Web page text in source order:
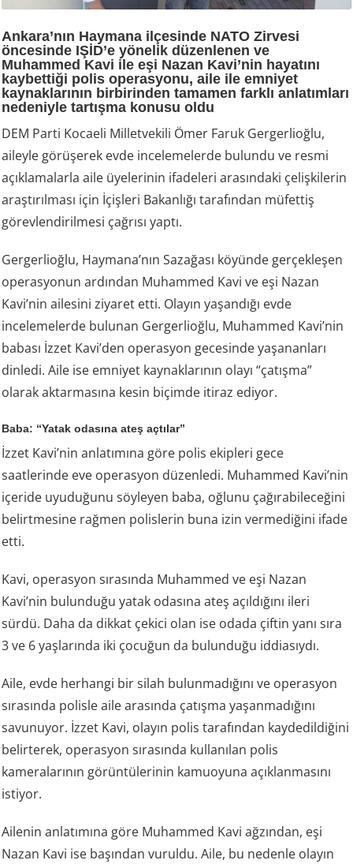
Ankara’nın Haymana ilçesinde NATO Zirvesi
öncesinde IŞİD’e yönelik düzenlenen ve
Muhammed Kavi ile eşi Nazan Kavi’nin hayatını
kaybettiği polis operasyonu, aile ile emniyet
kaynaklarının birbirinden tamamen farklı anlatımları
nedeniyle tartışma konusu oldu
DEM Parti Kocaeli Milletvekili Ömer Faruk Gergerlioğlu,
aileyle görüşerek evde incelemelerde bulundu ve resmi
açıklamalarla aile üyelerinin ifadeleri arasındaki çelişkilerin
araştırılması için İçişleri Bakanlığı tarafından müfettiş
görevlendirilmesi çağrısı yaptı.
Gergerlioğlu, Haymana’nın Sazağası köyünde gerçekleşen
operasyonun ardından Muhammed Kavi ve eşi Nazan
Kavi’nin ailesini ziyaret etti. Olayın yaşandığı evde
incelemelerde bulunan Gergerlioğlu, Muhammed Kavi’nin
babası İzzet Kavi’den operasyon gecesinde yaşananları
dinledi. Aile ise emniyet kaynaklarının olayı “çatışma”
olarak aktarmasına kesin biçimde itiraz ediyor.
Baba: “Yatak odasına ateş açtılar”
İzzet Kavi’nin anlatımına göre polis ekipleri gece
saatlerinde eve operasyon düzenledi. Muhammed Kavi’nin
içeride uyuduğunu söyleyen baba, oğlunu çağırabileceğini
belirtmesine rağmen polislerin buna izin vermediğini ifade
etti.
Kavi, operasyon sırasında Muhammed ve eşi Nazan
Kavi’nin bulunduğu yatak odasına ateş açıldığını ileri
sürdü. Daha da dikkat çekici olan ise odada çiftin yanı sıra
3 ve 6 yaşlarında iki çocuğun da bulunduğu iddiasıydı.
Aile, evde herhangi bir silah bulunmadığını ve operasyon
sırasında polisle aile arasında çatışma yaşanmadığını
savunuyor. İzzet Kavi, olayın polis tarafından kaydedildiğini
belirterek, operasyon sırasında kullanılan polis
kameralarının görüntülerinin kamuoyuna açıklanmasını
istiyor.
Ailenin anlatımına göre Muhammed Kavi ağzından, eşi
Nazan Kavi ise başından vuruldu. Aile, bu nedenle olayın